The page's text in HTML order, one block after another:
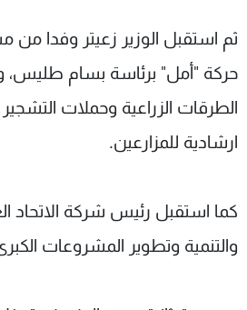
ثم استقبل الوزير زعيتر وفدا من
حركة "أمل" برئاسة بسام طليس،
الطرقات الزراعية وحملات
ارشادية للمزارعين.
كما استقبل رئيس شركة الاتحاد
والتنمية وتطوير المشروعات